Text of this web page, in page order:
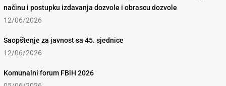
načinu i postupku izdavanja dozvole i obrascu dozvole
12/06/2026
Saopštenje za javnost sa 45. sjednice
12/06/2026
Komunalni forum FBiH 2026